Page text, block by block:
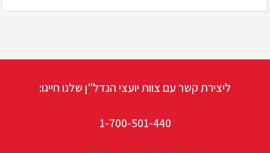
ליצירת קשר עם צוות יועצי הנדל"ן שלנו חייגו:
1-700-501-440